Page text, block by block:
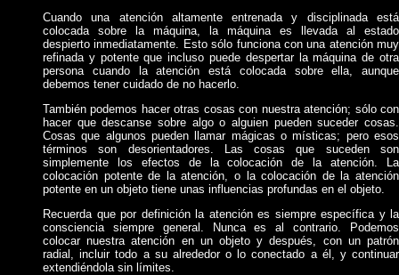
Cuando una atención altamente entrenada y disciplinada está
colocada sobre la máquina, la máquina es llevada al estado
despierto inmediatamente. Esto sólo funciona con una atención muy
refinada y potente que incluso puede despertar la máquina de otra
persona cuando la atención está colocada sobre ella, aunque
debemos tener cuidado de no hacerlo.
También podemos hacer otras cosas con nuestra atención; sólo con
hacer que descanse sobre algo o alguien pueden suceder cosas.
Cosas que algunos pueden llamar mágicas o místicas; pero esos
términos son desorientadores. Las cosas que suceden son
simplemente los efectos de la colocación de la atención. La
colocación potente de la atención, o la colocación de la atención
potente en un objeto tiene unas influencias profundas en el objeto.
Recuerda que por definición la atención es siempre específica y la
consciencia siempre general. Nunca es al contrario. Podemos
colocar nuestra atención en un objeto y después, con un patrón
radial, incluir todo a su alrededor o lo conectado a él, y continuar
extendiéndola sin límites.